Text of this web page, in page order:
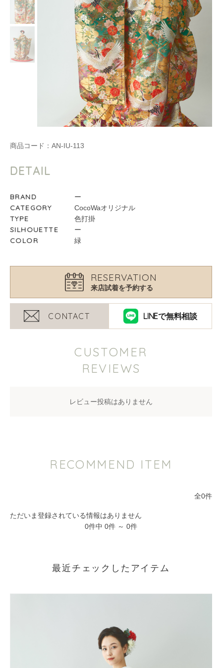
商品コード： AN-IU-113
DETAIL
BRAND ー
CATEGORY CocoWaオリジナル
TYPE 色打掛
SILHOUETTE ー
COLOR 緑
RESERVATION
来店試着を予約する
LINEで無料相談
CUSTOMER
REVIEWS
レビュー投稿はありません
RECOMMEND ITEM
全0件
ただいま登録されている情報はありません
0件中 0件 ～ 0件
最近チェックしたアイテム